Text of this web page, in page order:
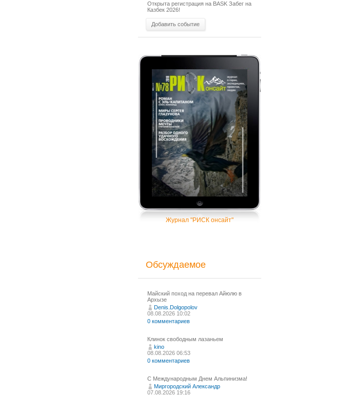
Открыта регистрация на BASK Забег на
Казбек 2026!
Добавить событие
Журнал "РИСК онсайт"
Обсуждаемое
Майский поход на перевал Айюлю в
Архызе
Denis.Dolgopolov
08.08.2026 10:02
0 комментариев
Клинок свободным лазаньем
kino
08.08.2026 06:53
0 комментариев
С Международным Днем Альпинизма!⁠
Миргородский Александр
07.08.2026 19:16